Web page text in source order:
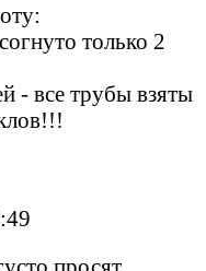
только 2
- все трубы взяты